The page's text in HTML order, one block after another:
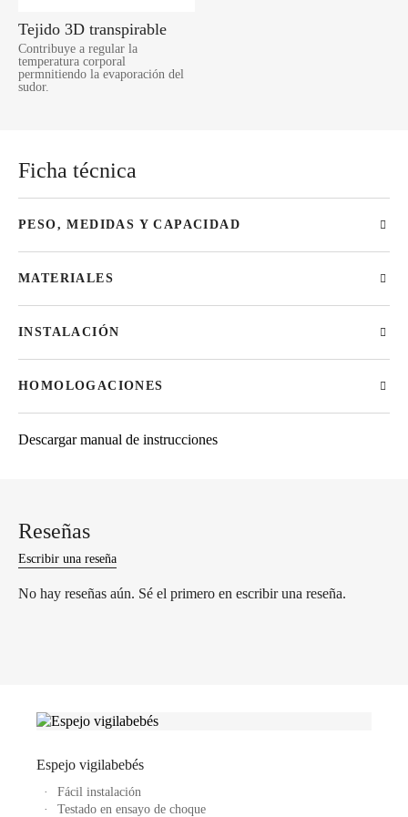
Tejido 3D transpirable
Contribuye a regular la
temperatura corporal
permnitiendo la evaporación del
sudor.
Ficha técnica
PESO, MEDIDAS Y CAPACIDAD
MATERIALES
INSTALACIÓN
HOMOLOGACIONES
Descargar manual de instrucciones
Reseñas
Escribir una reseña
No hay reseñas aún. Sé el primero en escribir una reseña.
Espejo vigilabebés
Fácil instalación
Testado en ensayo de choque